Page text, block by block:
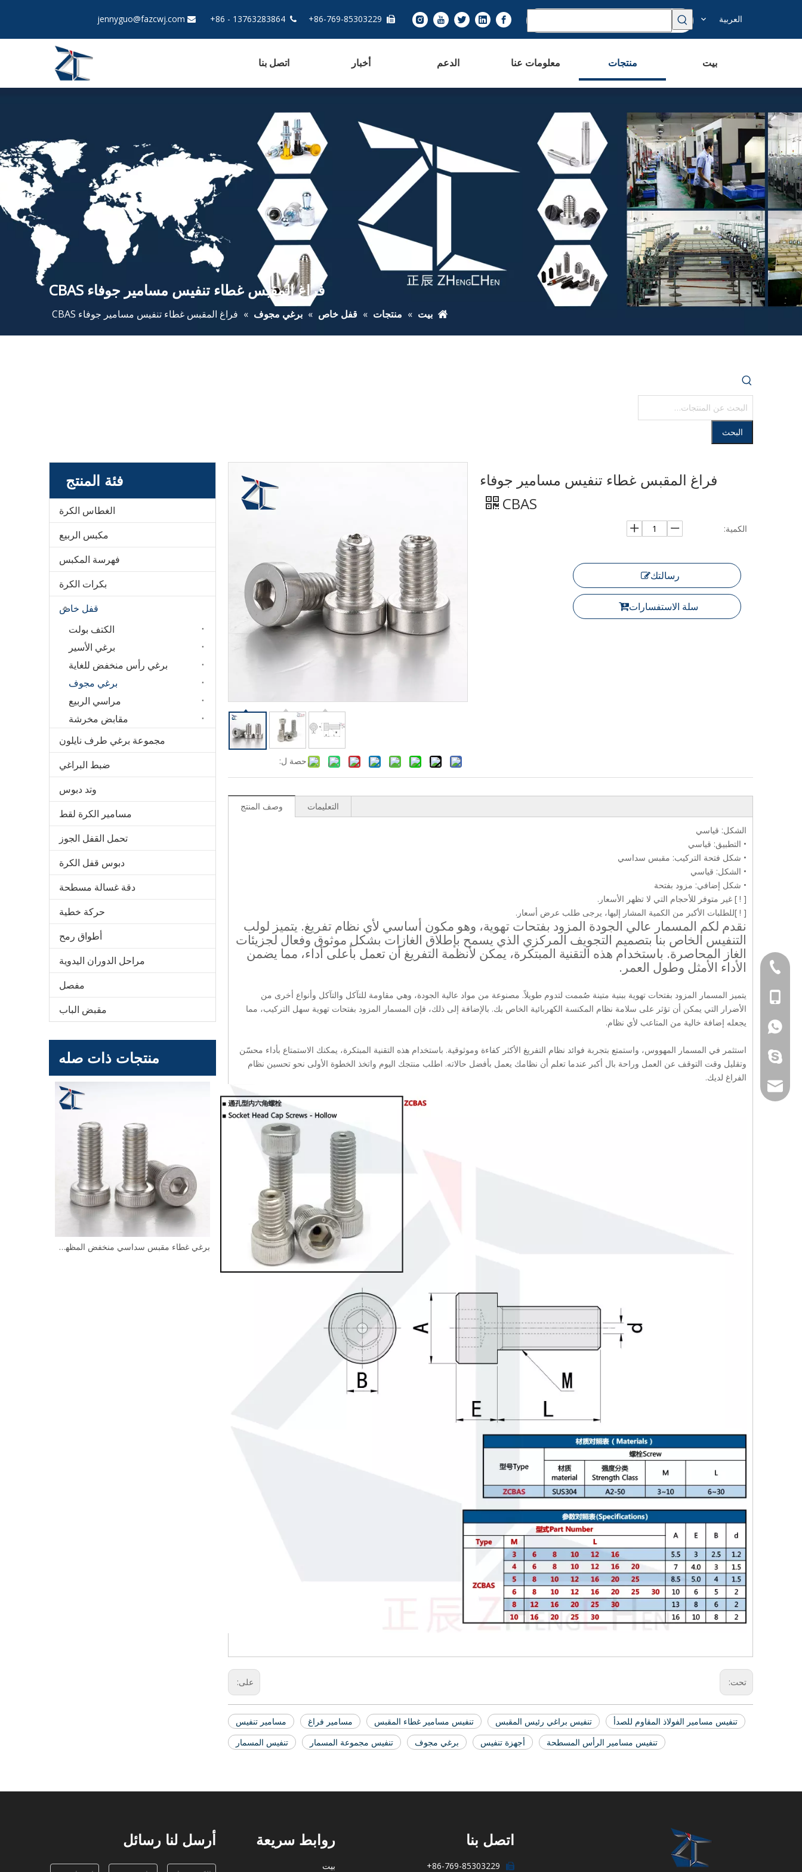



jennyguo@fazcwj.com العربية
بيت منتجات معلومات عنا الدعم أخبار اتصل بنا
فراغ المقبس غطاء تنفيس مسامير جوفاء CBAS
بيت » منتجات » قفل خاص » برغي مجوف » فراغ المقبس غطاء تنفيس مسامير جوفاء CBAS
البحث
فئة المنتج
الغطاس الكرة
مكبس الربيع
فهرسة المكبس
بكرات الكرة
قفل خاص
الكتف بولت
برغي الأسير
برغي رأس منخفض للغاية
برغي مجوف
مراسي الربيع
مقابض مخرشة
مجموعة برغي طرف نايلون
ضبط البراغي
وتد دبوس
مسامير الكرة لقط
تحمل القفل الجوز
دبوس قفل الكرة
دقة غسالة مسطحة
حركة خطية
أطواق رمح
مراحل الدوران اليدوية
مفصل
مقبض الباب
منتجات ذات صله
برغي غطاء مقبس سداسي منخفض المظهر M2 M12 CBS CBSST
حصة ل:
فراغ المقبس غطاء تنفيس مسامير جوفاء
CBAS
الكمية:
رسالتك
سلة الاستفسارات
وصف المنتج التعليمات
الشكل: قياسي
• التطبيق: قياسي
• شكل فتحة التركيب: مقبس سداسي
• الشكل: قياسي
• شكل إضافي: مزود بفتحة
[ ! ] غير متوفر للأحجام التي لا تظهر الأسعار.
[ ! ]للطلبات الأكبر من الكمية المشار إليها، يرجى طلب عرض أسعار.
نقدم لكم المسمار عالي الجودة المزود بفتحات تهوية، وهو مكون أساسي لأي نظام تفريغ. يتميز لولب
التنفيس الخاص بنا بتصميم التجويف المركزي الذي يسمح بإطلاق الغازات بشكل موثوق وفعال لجزيئات
الغاز المحاصرة. باستخدام هذه التقنية المبتكرة، يمكن لأنظمة التفريغ أن تعمل بأعلى أداء، مما يضمن
الأداء الأمثل وطول العمر.
يتميز المسمار المزود بفتحات تهوية ببنية متينة صُممت لتدوم طويلاً. مصنوعة من مواد عالية الجودة، وهي مقاومة للتآكل والتآكل وأنواع أخرى من
الأضرار التي يمكن أن تؤثر على سلامة نظام المكنسة الكهربائية الخاص بك. بالإضافة إلى ذلك، فإن المسمار المزود بفتحات تهوية سهل التركيب، مما
يجعله إضافة خالية من المتاعب لأي نظام.
استثمر في المسمار المهووس، واستمتع بتجربة فوائد نظام التفريغ الأكثر كفاءة وموثوقية. باستخدام هذه التقنية المبتكرة، يمكنك الاستمتاع بأداء محسّن
وتقليل وقت التوقف عن العمل وراحة بال أكبر عندما تعلم أن نظامك يعمل بأفضل حالاته. اطلب منتجك اليوم واتخذ الخطوة الأولى نحو تحسين نظام
الفراغ لديك.
على: تحت:
مسامير تنفيس مسامير فراغ تنفيس مسامير غطاء المقبس تنفيس براغي رئيس المقبس
تنفيس مسامير الفولاذ المقاوم للصدأ
تنفيس المسمار
تنفيس مجموعة المسمار برغي مجوف أجهزة تنفيس تنفيس مسامير الرأس المسطحة
+ 86-769-
+86 -
+86 -
غالينا 910902
اتصل بنا

روابط سريعة
بيت
أرسل لنا رسائل